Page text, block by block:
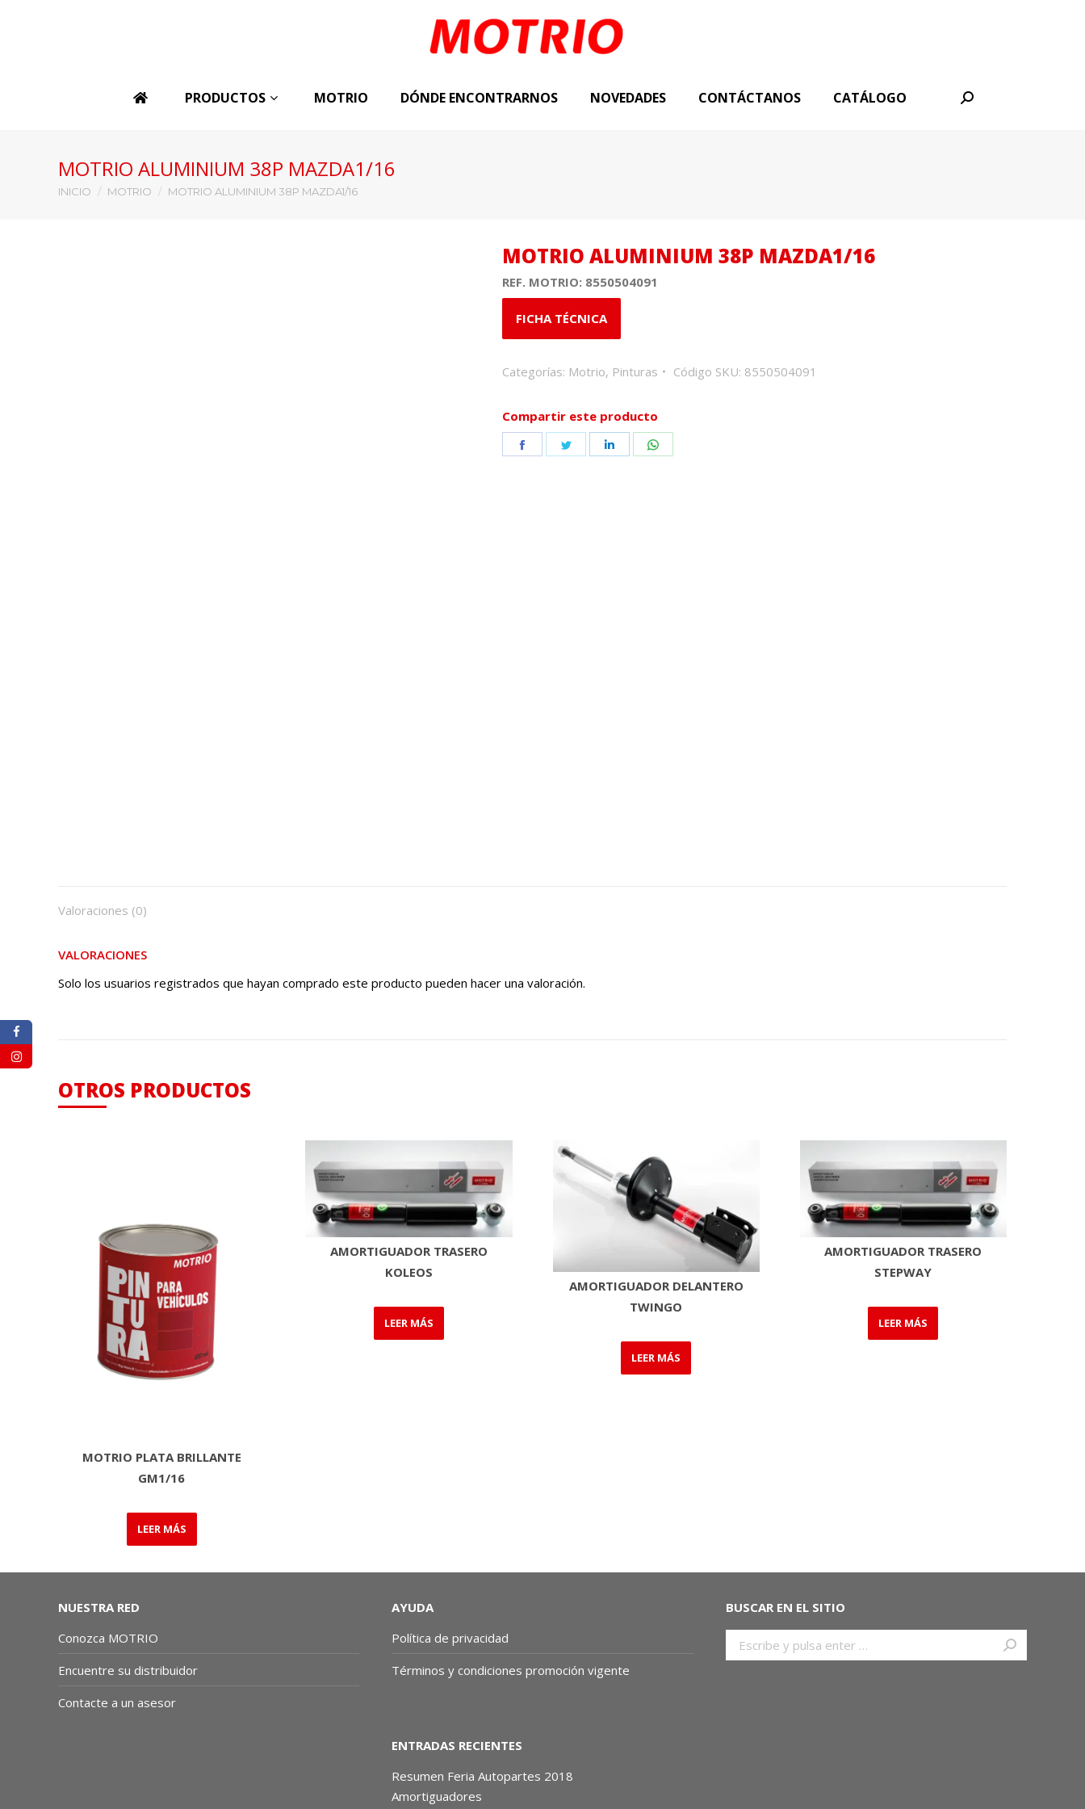
PRODUCTOS MOTRIO DÓNDE ENCONTRARNOS NOVEDADES CONTÁCTANOS CATÁLOGO Buscar:
MOTRIO ALUMINIUM 38P MAZDA1/16
Estás aquí:
INICIO MOTRIO MOTRIO ALUMINIUM 38P MAZDA1/16
MOTRIO ALUMINIUM 38P MAZDA1/16
REF. MOTRIO: 8550504091
FICHA TÉCNICA
Categorías: Motrio, Pinturas Código SKU: 8550504091
Compartir este producto
Share
Share
Share
Valoraciones (0)
VALORACIONES
Solo los usuarios registrados que hayan comprado este producto pueden hacer una valoración.
OTROS PRODUCTOS
MOTRIO PLATA BRILLANTE
GM1/16
LEER MÁS
AMORTIGUADOR TRASERO
KOLEOS
LEER MÁS
AMORTIGUADOR DELANTERO
TWINGO
LEER MÁS
AMORTIGUADOR TRASERO
STEPWAY
LEER MÁS
NUESTRA RED
Conozca MOTRIO
Encuentre su distribuidor
Contacte a un asesor
AYUDA
Política de privacidad
Términos y condiciones promoción vigente
BUSCAR EN EL SITIO
ENTRADAS RECIENTES
Resumen Feria Autopartes 2018
Amortiguadores